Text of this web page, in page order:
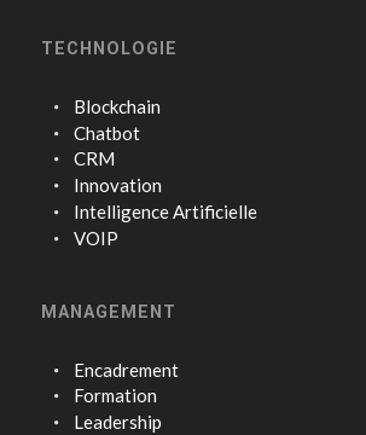
TECHNOLOGIE
Blockchain
Chatbot
CRM
Innovation
Intelligence Artificielle
VOIP
MANAGEMENT
Encadrement
Formation
Leadership